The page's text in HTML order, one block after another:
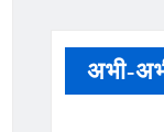
अभी-